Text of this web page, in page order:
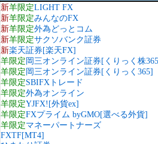
新羊限定LIGHT FX
新羊限定みんなのFX
新羊限定外為どっとコム
新羊限定サクソバンク証券
新楽天証券[楽天FX]
羊限定 岡三オンライン証券[くりっく株
羊限定 岡三オンライン証券[くりっく365]
羊限定SBIFXトレード
羊限定外為オンライン
羊限定YJFX![外貨ex]
羊限定FXプライム byGMO[選べる外貨]
羊限定マネーパートナーズ
FXTF[MT4]